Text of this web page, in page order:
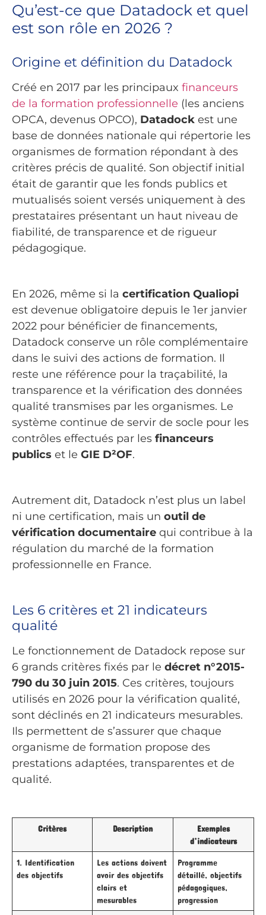
Qu’est-ce que Datadock et quel
est son rôle en 2026 ?
Origine et définition du Datadock
Créé en 2017 par les principaux financeurs
de la formation professionnelle (les anciens
OPCA, devenus OPCO), Datadock est une
base de données nationale qui répertorie les
organismes de formation répondant à des
critères précis de qualité. Son objectif initial
était de garantir que les fonds publics et
mutualisés soient versés uniquement à des
prestataires présentant un haut niveau de
fiabilité, de transparence et de rigueur
pédagogique.
En 2026, même si la certification Qualiopi
est devenue obligatoire depuis le 1er janvier
2022 pour bénéficier de financements,
Datadock conserve un rôle complémentaire
dans le suivi des actions de formation. Il
reste une référence pour la traçabilité, la
transparence et la vérification des données
qualité transmises par les organismes. Le
système continue de servir de socle pour les
contrôles effectués par les financeurs
publics et le GIE D²OF.
Autrement dit, Datadock n’est plus un label
ni une certification, mais un outil de
vérification documentaire qui contribue à la
régulation du marché de la formation
professionnelle en France.
Les 6 critères et 21 indicateurs
qualité
Le fonctionnement de Datadock repose sur
6 grands critères fixés par le décret n°2015-
790 du 30 juin 2015. Ces critères, toujours
utilisés en 2026 pour la vérification qualité,
sont déclinés en 21 indicateurs mesurables.
Ils permettent de s’assurer que chaque
organisme de formation propose des
prestations adaptées, transparentes et de
qualité.
Critères Description
Exemples
d’indicateurs
1. Identification
des objectifs
Les actions doivent
avoir des objectifs
clairs et
mesurables
Programme
détaillé, objectifs
pédagogiques,
progression